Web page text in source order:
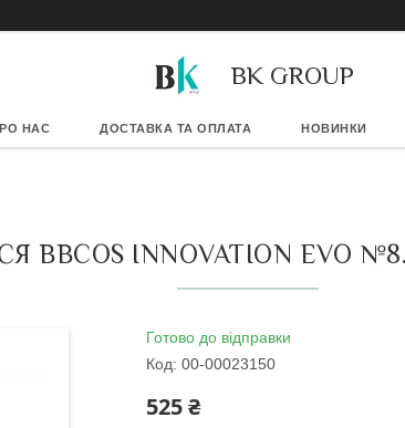
BK GROUP
НАС ДОСТАВКА ТА ОПЛАТА НОВИНКИ
INNOVATION EVO
Готово до відправки
Код: 00-00023150
525 ₴